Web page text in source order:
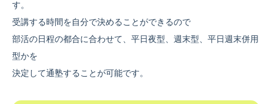
す。
受講する時間を自分で決めることができるので
部活の日程の都合に合わせて、平日夜型、週末型、平日週末併用
型かを
決定して通塾することが可能です。